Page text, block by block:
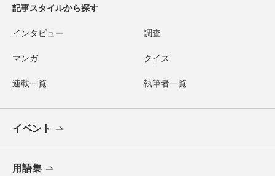
記事スタイルから探す
インタビュー 調査
マンガ クイズ
連載一覧 執筆者一覧
イベント
用語集